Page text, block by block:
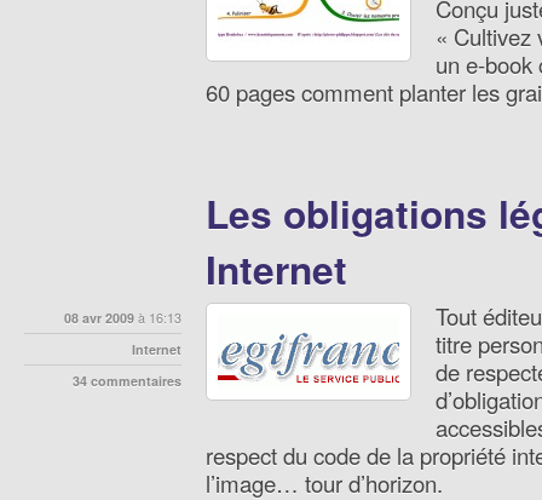
Conçu
« Cultivez
un e-book
60 pages comment planter les
Les obligations
Internet
08 avr 2009 à 16:13
Internet
34 commentaires
Tout
titre
de
respect du code de la propriété
l’image… tour d’horizon.